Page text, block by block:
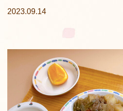
2023.09.14